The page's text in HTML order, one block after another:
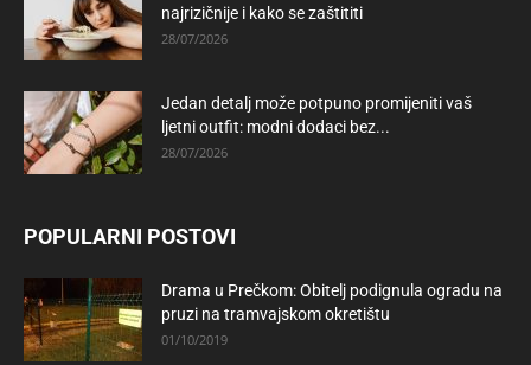
najrizičnije i kako se zaštititi
28/07/2026
Jedan detalj može potpuno promijeniti vaš
ljetni outfit: modni dodaci bez...
28/07/2026
POPULARNI POSTOVI
Drama u Prečkom: Obitelj podignula ogradu na
pruzi na tramvajskom okretištu
01/10/2019